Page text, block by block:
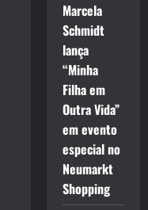
Marcela
Schmidt
lança
“Minha
Filha em
Outra Vida”
em evento
especial no
Neumarkt
Shopping